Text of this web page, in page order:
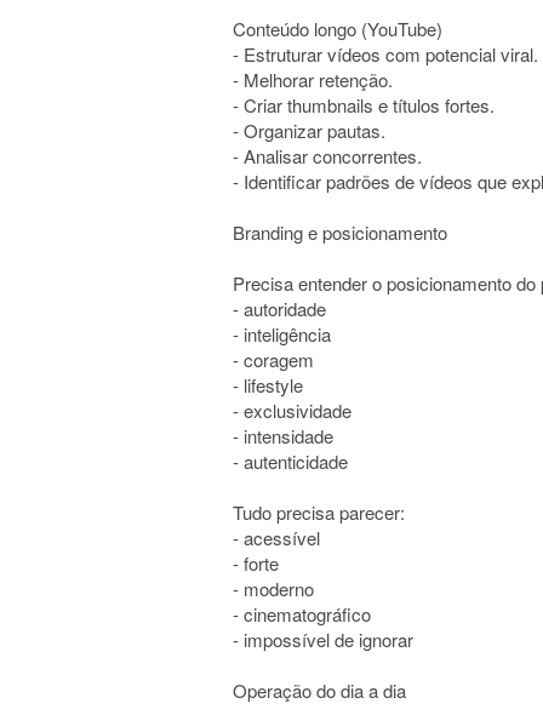
Conteúdo longo (YouTube)
- Estruturar vídeos com potencial viral.
- Melhorar retenção.
- Criar thumbnails e títulos fortes.
- Organizar pautas.
- Analisar concorrentes.
- Identificar padrões de vídeos que
Branding e posicionamento
Precisa entender o posicionamento do
- autoridade
- inteligência
- coragem
- lifestyle
- exclusividade
- intensidade
- autenticidade
Tudo precisa parecer:
- acessível
- forte
- moderno
- cinematográfico
- impossível de ignorar
Operação do dia a dia